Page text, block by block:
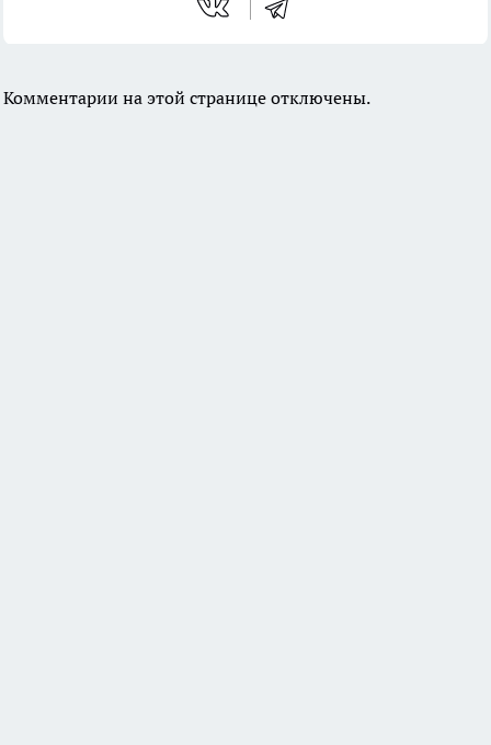
Комментарии на этой странице отключены.